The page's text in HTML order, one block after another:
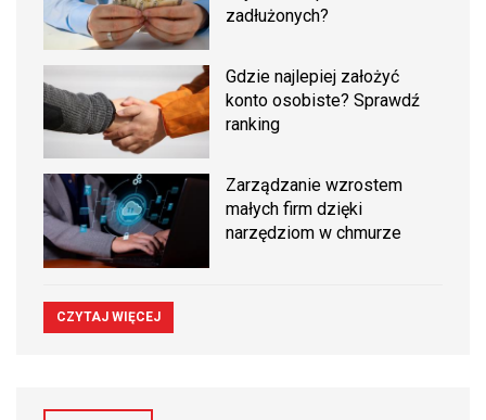
zadłużonych?
Gdzie najlepiej założyć
konto osobiste? Sprawdź
ranking
Zarządzanie wzrostem
małych firm dzięki
narzędziom w chmurze
CZYTAJ WIĘCEJ